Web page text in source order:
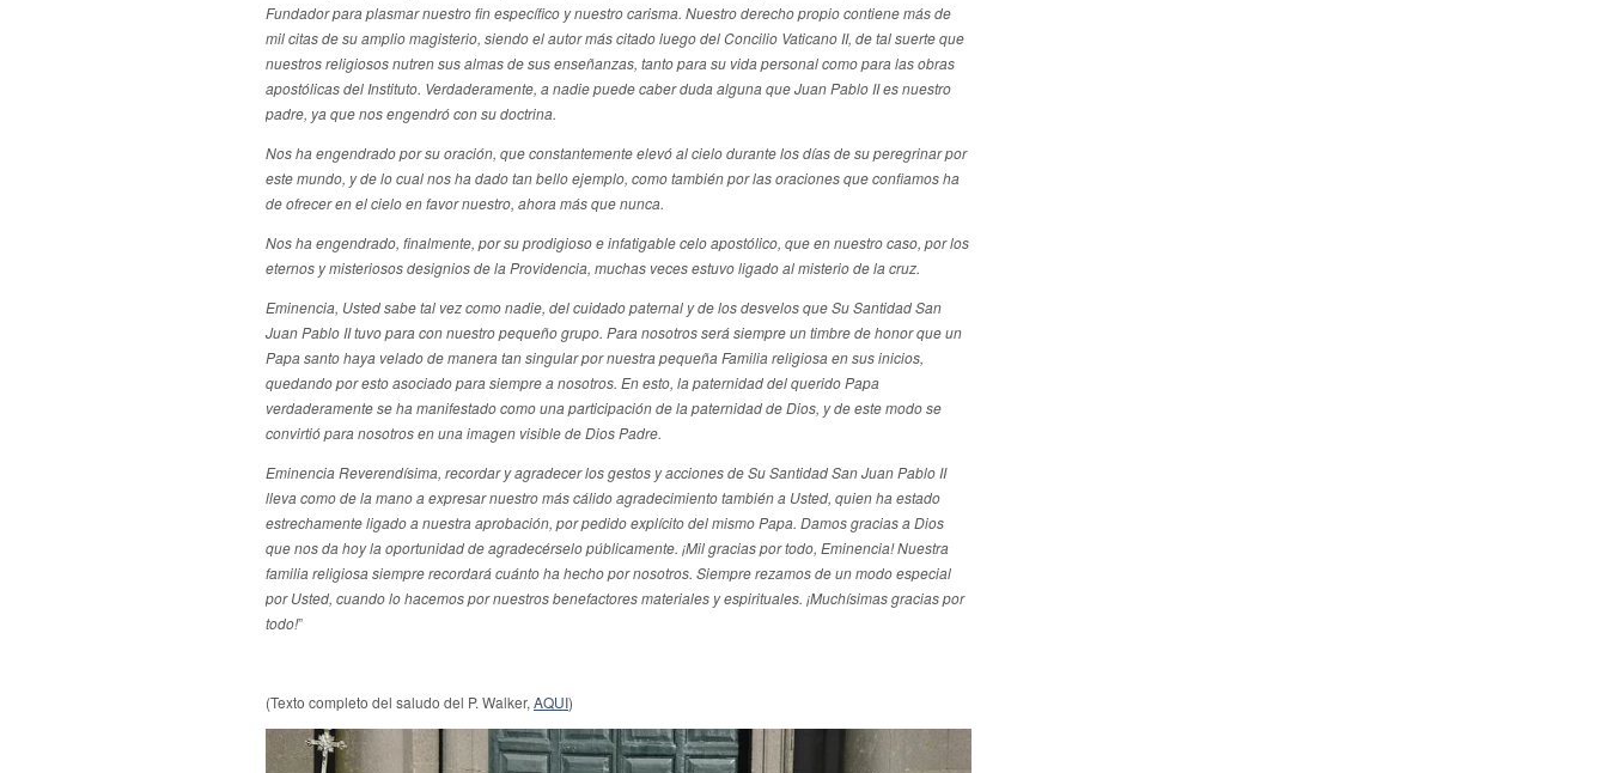
Fundador para plasmar nuestro fin específico y nuestro carisma. Nuestro derecho propio contiene más de
mil citas de su amplio magisterio, siendo el autor más citado luego del Concilio Vaticano II, de tal suerte que
nuestros religiosos nutren sus almas de sus enseñanzas, tanto para su vida personal como para las obras
apostólicas del Instituto. Verdaderamente, a nadie puede caber duda alguna que Juan Pablo II es nuestro
padre, ya que nos engendró con su doctrina.
Nos ha engendrado por su oración, que constantemente elevó al cielo durante los días de su peregrinar por
este mundo, y de lo cual nos ha dado tan bello ejemplo, como también por las oraciones que confiamos ha
de ofrecer en el cielo en favor nuestro, ahora más que nunca.
Nos ha engendrado, finalmente, por su prodigioso e infatigable celo apostólico, que en nuestro caso, por los
eternos y misteriosos designios de la Providencia, muchas veces estuvo ligado al misterio de la cruz.
Eminencia, Usted sabe tal vez como nadie, del cuidado paternal y de los desvelos que Su Santidad San
Juan Pablo II tuvo para con nuestro pequeño grupo. Para nosotros será siempre un timbre de honor que un
Papa santo haya velado de manera tan singular por nuestra pequeña Familia religiosa en sus inicios,
quedando por esto asociado para siempre a nosotros. En esto, la paternidad del querido Papa
verdaderamente se ha manifestado como una participación de la paternidad de Dios, y de este modo se
convirtió para nosotros en una imagen visible de Dios Padre.
Eminencia Reverendísima, recordar y agradecer los gestos y acciones de Su Santidad San Juan Pablo II
lleva como de la mano a expresar nuestro más cálido agradecimiento también a Usted, quien ha estado
estrechamente ligado a nuestra aprobación, por pedido explícito del mismo Papa. Damos gracias a Dios
que nos da hoy la oportunidad de agradecérselo públicamente. ¡Mil gracias por todo, Eminencia! Nuestra
familia religiosa siempre recordará cuánto ha hecho por nosotros. Siempre rezamos de un modo especial
por Usted, cuando lo hacemos por nuestros benefactores materiales y espirituales. ¡Muchísimas gracias por
todo!”
(Texto completo del saludo del P. Walker, AQUI)